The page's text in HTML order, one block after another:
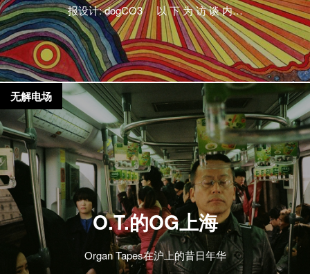
报设计: dogCO3 以 下 为 访 谈 内…
O.T.的OG上海
Organ Tapes在沪上的昔日年华
无解电场